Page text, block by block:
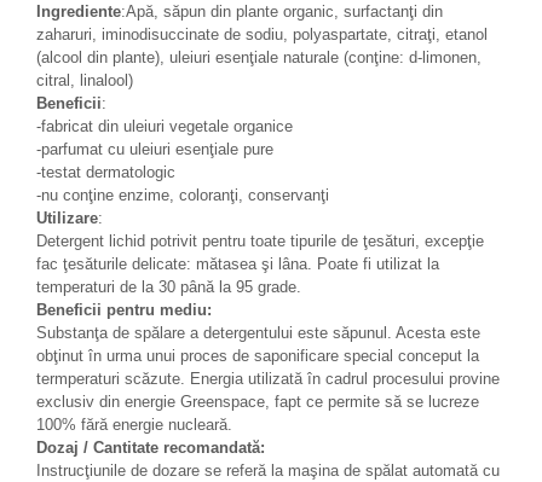
Ingrediente:Apă, săpun din plante organic, surfactanţi din
zaharuri, iminodisuccinate de sodiu, polyaspartate, citraţi, etanol
(alcool din plante), uleiuri esenţiale naturale (conţine: d-limonen,
citral, linalool)
Beneficii:
-fabricat din uleiuri vegetale organice
-parfumat cu uleiuri esenţiale pure
-testat dermatologic
-nu conţine enzime, coloranţi, conservanţi
Utilizare:
Detergent lichid potrivit pentru toate tipurile de ţesături, excepţie
fac ţesăturile delicate: mătasea şi lâna. Poate fi utilizat la
temperaturi de la 30 până la 95 grade.
Beneficii pentru mediu:
Substanţa de spălare a detergentului este săpunul. Acesta este
obţinut în urma unui proces de saponificare special conceput la
termperaturi scăzute. Energia utilizată în cadrul procesului provine
exclusiv din energie Greenspace, fapt ce permite să se lucreze
100% fără energie nucleară.
Dozaj / Cantitate recomandată:
Instrucţiunile de dozare se referă la maşina de spălat automată cu